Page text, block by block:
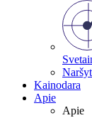
Kainodara
Apie
Apie